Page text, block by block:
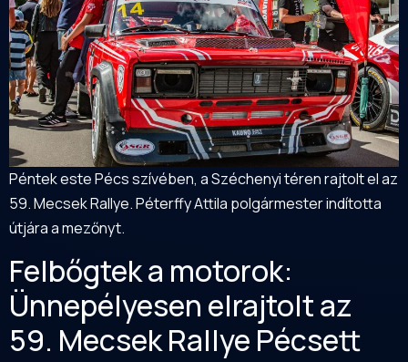
Péntek este Pécs szívében, a Széchenyi téren rajtolt el az
59. Mecsek Rallye. Péterffy Attila polgármester indította
útjára a mezőnyt.
Felbőgtek a motorok:
Ünnepélyesen elrajtolt az
59. Mecsek Rallye Pécsett